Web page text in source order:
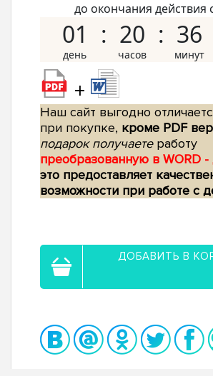
до окончания действия
01 20 36
+
Наш сайт выгодно
при покупке, кроме PDF
подарок получаетеработу
преобразованную в WORD
это предоставляет
возможности при работе с
ДОБАВИТЬ В